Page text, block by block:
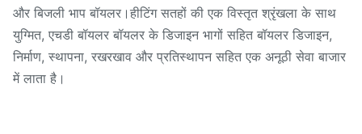
और बिजली भाप बॉयलर।हीटिंग सतहों की एक विस्तृत श्रृंखला के साथ
युग्मित, एचडी बॉयलर बॉयलर के डिजाइन भागों सहित बॉयलर डिजाइन,
निर्माण, स्थापना, रखरखाव और प्रतिस्थापन सहित एक अनूठी सेवा बाजार
में लाता है।